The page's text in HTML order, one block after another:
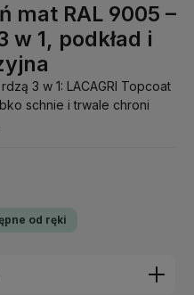
mat RAL 9005 –
w 1, podkład i
3 w 1: LACAGRI Topcoat
schnie i trwale chroni
od ręki
żądaną ilość lub użyj